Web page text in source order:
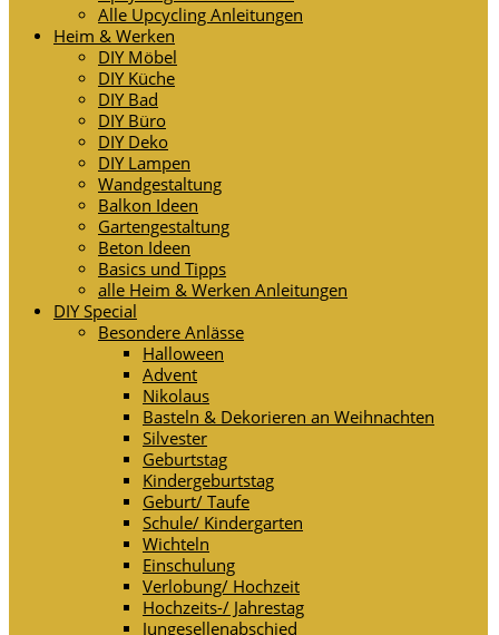
Alle Upcycling Anleitungen
Heim & Werken
DIY Möbel
DIY Küche
DIY Bad
DIY Büro
DIY Deko
DIY Lampen
Wandgestaltung
Balkon Ideen
Gartengestaltung
Beton Ideen
Basics und Tipps
alle Heim & Werken Anleitungen
DIY Special
Besondere Anlässe
Halloween
Advent
Nikolaus
Basteln & Dekorieren an Weihnachten
Silvester
Geburtstag
Kindergeburtstag
Geburt/ Taufe
Schule/ Kindergarten
Wichteln
Einschulung
Verlobung/ Hochzeit
Hochzeits-/ Jahrestag
Jungesellenabschied